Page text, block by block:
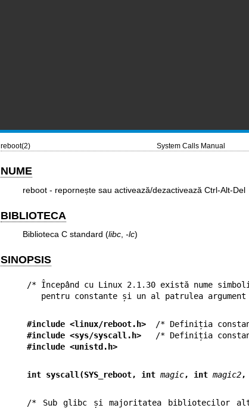
reboot(2) System Calls Manual
NUME
reboot - repornește sau activează/dezactivează Ctrl-Alt-Del
BIBLIOTECA
Biblioteca C standard (libc, -lc)
SINOPSIS
/* Începând cu Linux 2.1.30 există nume
pentru constante și un al patrulea
#include <linux/reboot.h> /* Definiția
#include <sys/syscall.h>
/* Definiția
#include <unistd.h>
int syscall(SYS_reboot, int magic, int magic2,
/* Sub glibc și majoritatea bibliotecilor